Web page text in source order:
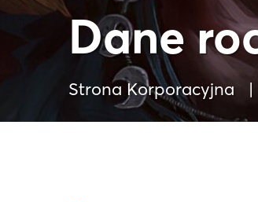
Dane
Strona Korporacyjna